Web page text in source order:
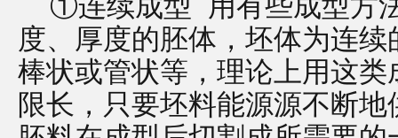
度、厚度的胚体，坯体为连
棒状或管状等，理论上用这
限长，只要坯料能源源不断